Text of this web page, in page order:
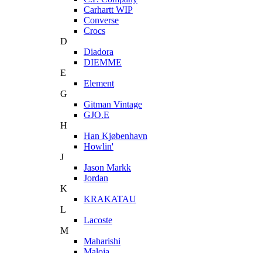
Carhartt WIP
Converse
Crocs
D
Diadora
DIEMME
E
Element
G
Gitman Vintage
GJO.E
H
Han Kjøbenhavn
Howlin'
J
Jason Markk
Jordan
K
KRAKATAU
L
Lacoste
M
Maharishi